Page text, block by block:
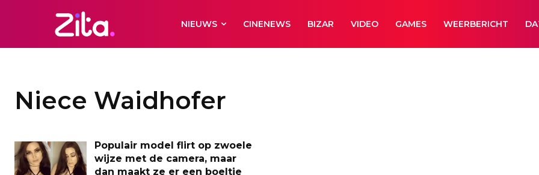
NIEUWS CINENEWS BIZAR VIDEO GAMES WEERBERICHT
Niece Waidhofer
Populair model flirt op zwoele
wijze met de camera, maar
dan maakt ze er een boeltje